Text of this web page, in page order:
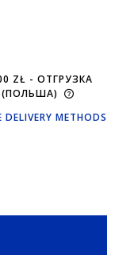
ZŁ - ОТГРУЗКА
(ПОЛЬША)
DELIVERY METHODS